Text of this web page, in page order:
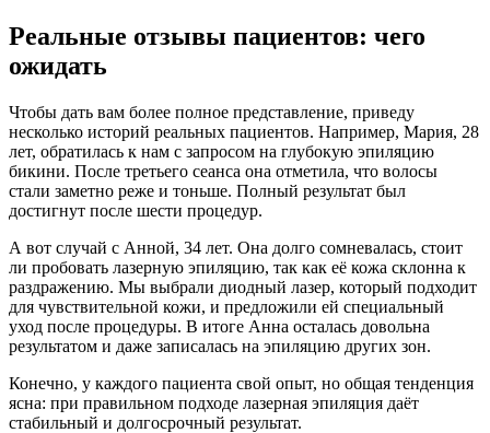
Реальные отзывы пациентов: чего
ожидать
Чтобы дать вам более полное представление, приведу
несколько историй реальных пациентов. Например, Мария, 28
лет, обратилась к нам с запросом на глубокую эпиляцию
бикини. После третьего сеанса она отметила, что волосы
стали заметно реже и тоньше. Полный результат был
достигнут после шести процедур.
А вот случай с Анной, 34 лет. Она долго сомневалась, стоит
ли пробовать лазерную эпиляцию, так как её кожа склонна к
раздражению. Мы выбрали диодный лазер, который подходит
для чувствительной кожи, и предложили ей специальный
уход после процедуры. В итоге Анна осталась довольна
результатом и даже записалась на эпиляцию других зон.
Конечно, у каждого пациента свой опыт, но общая тенденция
ясна: при правильном подходе лазерная эпиляция даёт
стабильный и долгосрочный результат.